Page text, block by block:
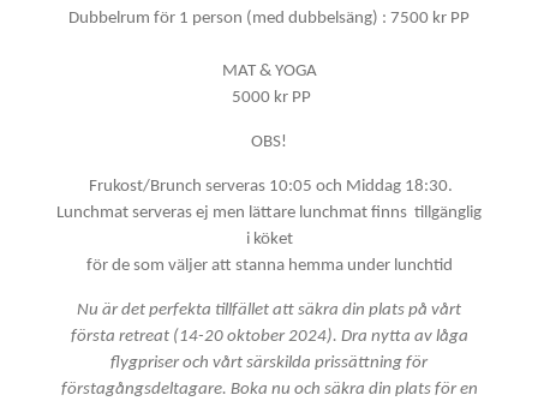
Dubbelrum för 1 person (med dubbelsäng) : 7500 kr PP
MAT & YOGA
5000 kr PP
OBS!
Frukost/Brunch serveras 10:05 och Middag 18:30.
Lunchmat serveras ej men lättare lunchmat finns tillgänglig
i köket
för de som väljer att stanna hemma under lunchtid
Nu är det perfekta tillfället att säkra din plats på vårt
första retreat (14-20 oktober 2024). Dra nytta av låga
flygpriser och vårt särskilda prissättning för
förstagångsdeltagare. Boka nu och säkra din plats för en